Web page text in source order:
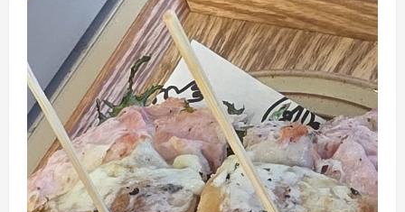
후
기
|
잡
밥,
탕
수
육
이
인
생
잡
채
밥